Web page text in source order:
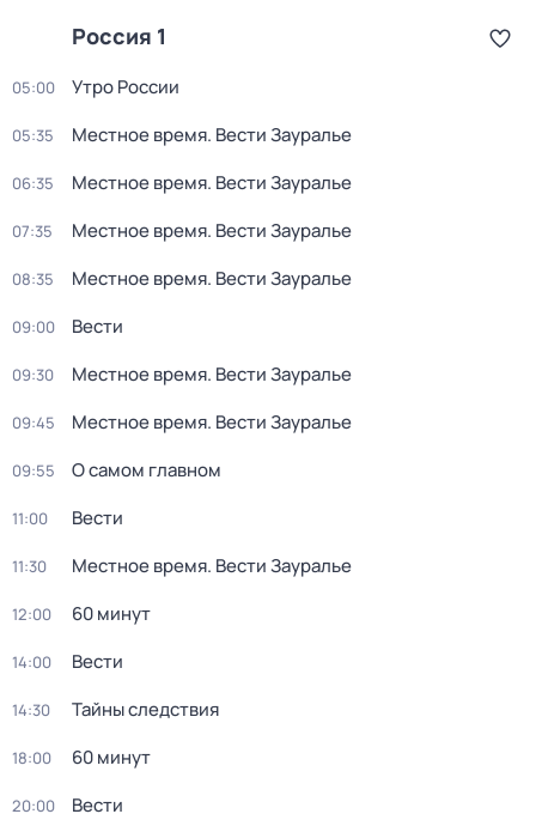
Россия 1
05:00 Утро России
05:35 Местное время. Вести Зауралье
06:35 Местное время. Вести Зауралье
07:35 Местное время. Вести Зауралье
08:35 Местное время. Вести Зауралье
09:00 Вести
09:30 Местное время. Вести Зауралье
09:45 Местное время. Вести Зауралье
09:55 О самом главном
11:00 Вести
11:30 Местное время. Вести Зауралье
12:00 60 минут
14:00 Вести
14:30 Тайны следствия
18:00 60 минут
20:00 Вести